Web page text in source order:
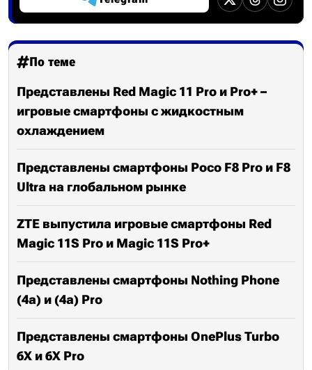
По теме
Представлены Red Magic 11 Pro и Pro+ –
игровые смартфоны с жидкостным
охлаждением
Представлены смартфоны Poco F8 Pro и F8
Ultra на глобальном рынке
ZTE выпустила игровые смартфоны Red
Magic 11S Pro и Magic 11S Pro+
Представлены смартфоны Nothing Phone
(4a) и (4a) Pro
Представлены смартфоны OnePlus Turbo
6X и 6X Pro